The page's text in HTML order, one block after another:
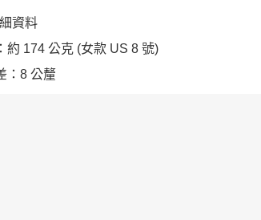
資料
約 174 公克 (女款 US 8 號)
：8 公釐